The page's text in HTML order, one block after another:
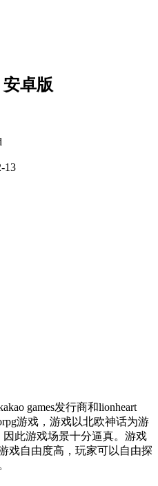
安卓版
13
games发行商和lionheart
游戏，游戏以北欧神话为游
此游戏场景十分逼真。游戏
戏自由度高，玩家可以自由探